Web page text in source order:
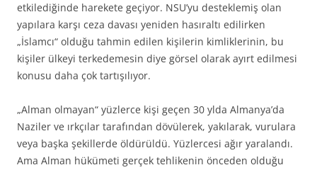
etkilediğinde harekete geçiyor. NSU’yu desteklemiş olan
yapılara karşı ceza davası yeniden hasıraltı edilirken
„İslamcı“ olduğu tahmin edilen kişilerin kimliklerinin, bu
kişiler ülkeyi terkedemesin diye görsel olarak ayırt edilmesi
konusu daha çok tartışılıyor.
„Alman olmayan“ yüzlerce kişi geçen 30 ylda Almanya’da
Naziler ve ırkçılar tarafından dövülerek, yakılarak, vurulara
veya başka şekillerde öldürüldü. Yüzlercesi ağır yaralandı.
Ama Alman hükümeti gerçek tehlikenin önceden olduğu